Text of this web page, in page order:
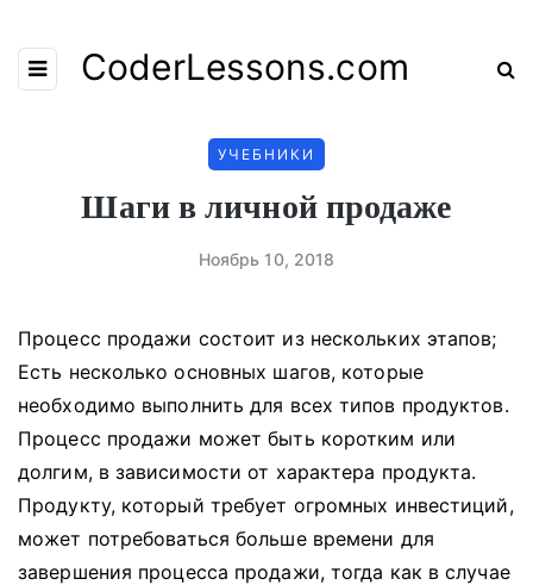
CoderLessons.com
УЧЕБНИКИ
Шаги в личной продаже
Ноябрь 10, 2018
Процесс продажи состоит из нескольких этапов;
Есть несколько основных шагов, которые
необходимо выполнить для всех типов продуктов.
Процесс продажи может быть коротким или
долгим, в зависимости от характера продукта.
Продукту, который требует огромных инвестиций,
может потребоваться больше времени для
завершения процесса продажи, тогда как в случае